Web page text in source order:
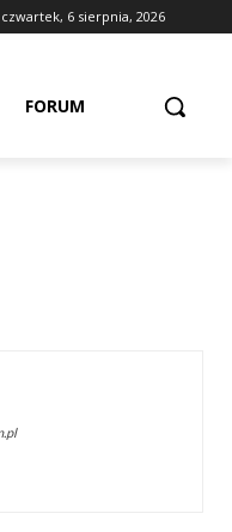
czwartek, 6 sierpnia, 2026
FORUM